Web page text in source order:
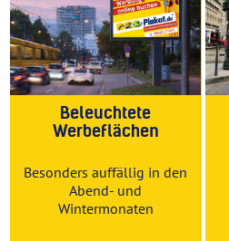
Beleuchtete
Werbeflächen
Besonders auffällig in den
Abend- und
Wintermonaten